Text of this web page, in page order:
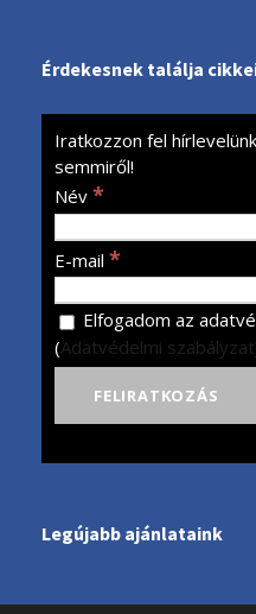
Érdekesnek találja
Iratkozzon fel
semmiről!
Név *
E-mail *
Elfogadom az
(Adatvédelmi szabályzat
Legújabb ajánlataink